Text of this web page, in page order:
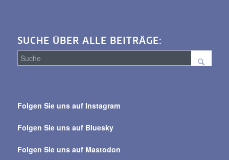
SUCHE ÜBER ALLE BEITRÄGE:
alle
Folgen Sie uns auf Instagram
Folgen Sie uns auf Bluesky
Folgen Sie uns auf Mastodon